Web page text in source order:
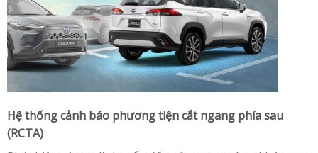
Hệ thống cảnh báo phương tiện cắt ngang phía sau
(RCTA)